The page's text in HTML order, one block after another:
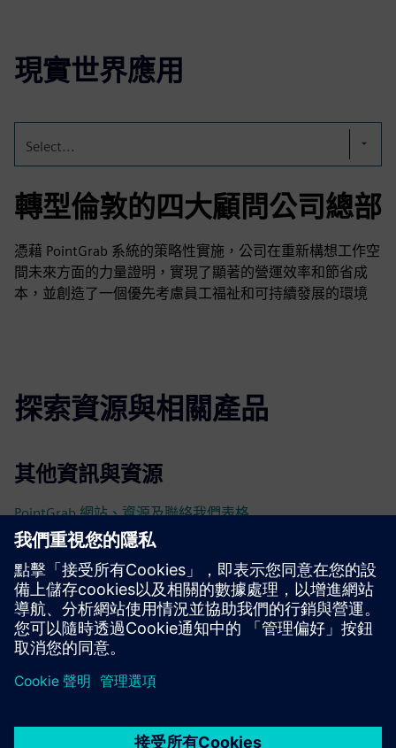
現實世界應用
Select...
轉型倫敦的四大顧問公司總部
憑藉 PointGrab 系統的策略性實施，公司在重新構想工作空
間未來方面的力量證明，實現了顯著的營運效率和節省成
本，並創造了一個優先考慮員工福祉和可持續發展的環境
探索資源與相關產品
其他資訊與資源
PointGrab 網站、資源及聯絡我們表格
點數抓住 LinkedIn 頁面
先決條件
基本網路需求-只需開啟輸出端口 8883 和 443